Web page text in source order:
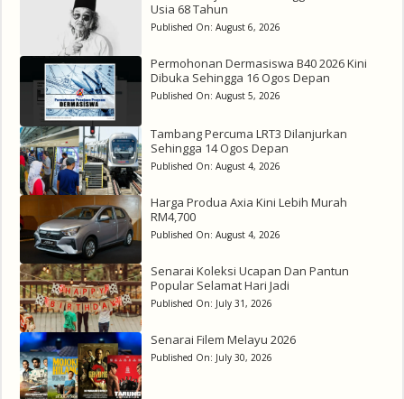
Usia 68 Tahun
Published On: August 6, 2026
Permohonan Dermasiswa B40 2026 Kini
Dibuka Sehingga 16 Ogos Depan
Published On: August 5, 2026
Tambang Percuma LRT3 Dilanjurkan
Sehingga 14 Ogos Depan
Published On: August 4, 2026
Harga Produa Axia Kini Lebih Murah
RM4,700
Published On: August 4, 2026
Senarai Koleksi Ucapan Dan Pantun
Popular Selamat Hari Jadi
Published On: July 31, 2026
Senarai Filem Melayu 2026
Published On: July 30, 2026